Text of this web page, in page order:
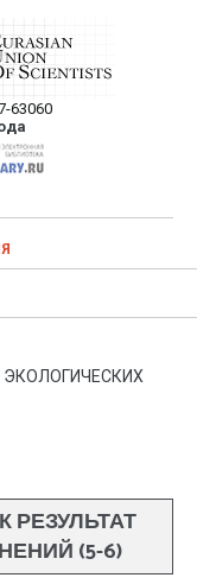
—
в
журнале
63060
научных статей в
РЕЗУЛЬТАТ
(5-6)